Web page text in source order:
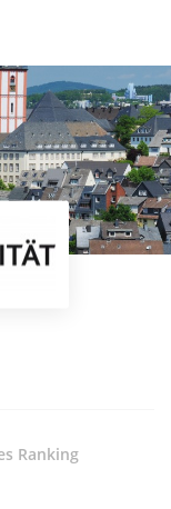
Ranking